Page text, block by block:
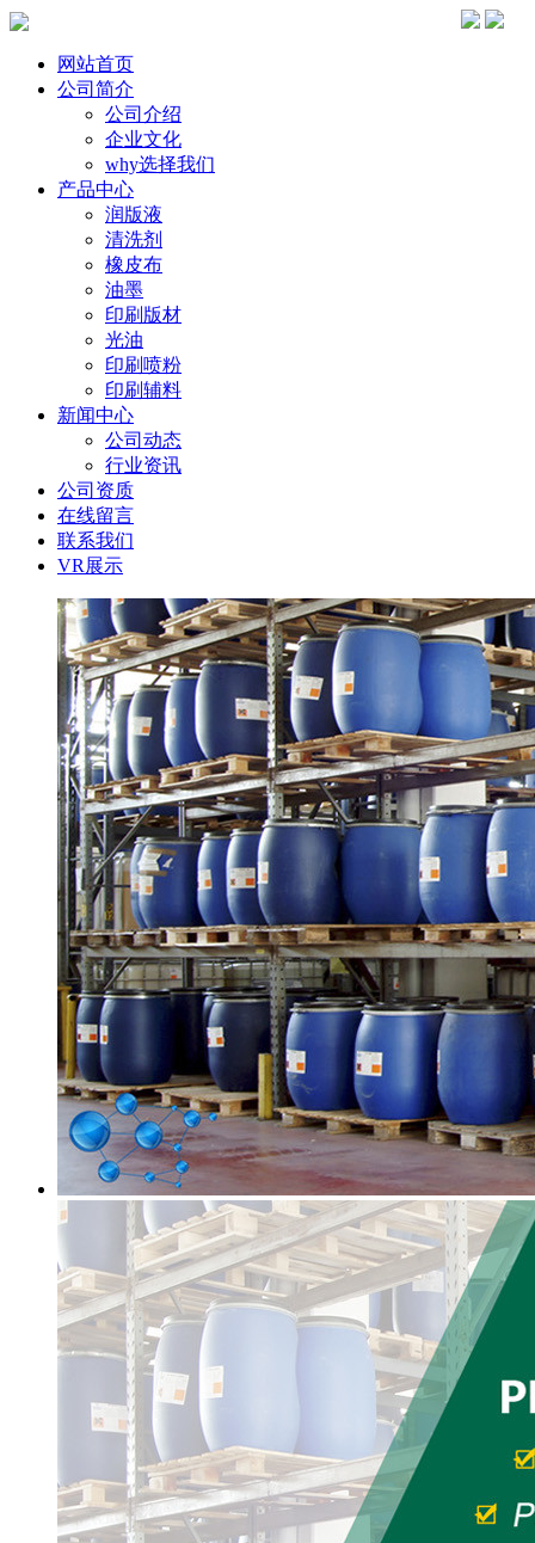
网站首页
公司简介
公司介绍
企业文化
why选择我们
产品中心
润版液
清洗剂
橡皮布
油墨
印刷版材
光油
印刷喷粉
印刷辅料
新闻中心
公司动态
行业资讯
公司资质
在线留言
联系我们
VR展示